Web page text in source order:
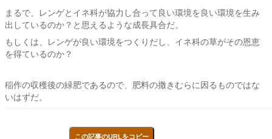
まるで、レンゲとイネ科が協力し合って良い環境を良い環境を生み
出しているのか？と思えるような成長具合だ。
もしくは、レンゲが良い環境をつくりだし、イネ科の草がその恩恵
を得ているのか？
稲作の収穫後の緑肥であるので、肥料の撒きむらに因るものではな
いはずだ。
この記事のURLをコピー